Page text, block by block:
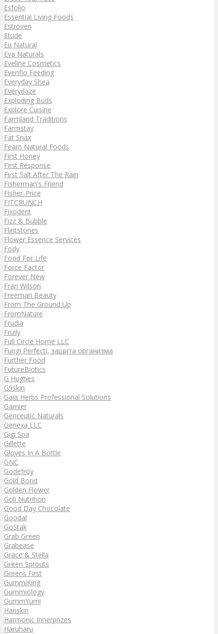
Esfolio
Essential Living Foods
Estroven
Etude
Eu Natural
Eva Naturals
Eveline Cosmetics
Evenflo Feeding
Everyday Shea
Everydaze
Exploding Buds
Explore Cuisine
Farmland Traditions
Farmstay
Fat Snax
Fearn Natural Foods
First Honey
First Response
First Salt After The Rain
Fisherman's Friend
Fisher-Price
FITCRUNCH
Fixodent
Fizz & Bubble
Flintstones
Flower Essence Services
Fody
Food For Life
Force Factor
Forever New
Fran Wilson
Freeman Beauty
From The Ground Up
FromNature
Frudia
Fruily
Full Circle Home LLC
Fungi Perfecti, защита организма
Further Food
FutureBiotics
G Hughes
G9skin
Gaia Herbs Professional Solutions
Garnier
Genceutic Naturals
Genexa LLC
Gigi Spa
Gillette
Gloves In A Bottle
GNC
Godefroy
Gold Bond
Golden Flower
Goli Nutrition
Good Day Chocolate
Goodal
GoStak
Grab Green
Grabease
Grace & Stella
Green Sprouts
Greens First
GummiKing
Gummiology
GummYum!
Hanskin
Harmonic Innerprizes
Haruharu